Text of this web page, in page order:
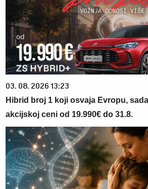
03. 08. 2026 13:23
Hibrid broj 1 koji osvaja Evropu,
akcijskoj ceni od 19.990€ do 31.8.